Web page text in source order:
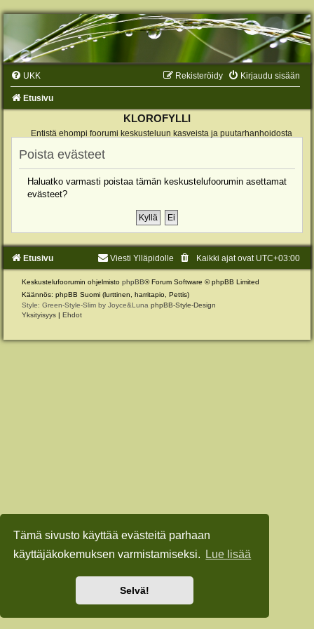
Tämä sivusto käyttää evästeitä parhaan
käyttäjäkokemuksen varmistamiseksi.
Lue lisää
Selvä!
UKK Kirjaudu sisään
Rekisteröidy
Etusivu
KLOROFYLLI
Entistä ehompi foorumi keskusteluun kasveista ja puutarhanhoidosta
Poista evästeet
Haluatko varmasti poistaa tämän keskustelufoorumin asettamat
evästeet?
Etusivu Kaikki ajat ovat UTC+03:00
Viesti Ylläpidolle
Keskustelufoorumin ohjelmisto phpBB® Forum Software © phpBB Limited
Käännös: phpBB Suomi (lurttinen, harritapio, Pettis)
Style: Green-Style-Slim by Joyce&Luna phpBB-Style-Design
Yksityisyys | Ehdot